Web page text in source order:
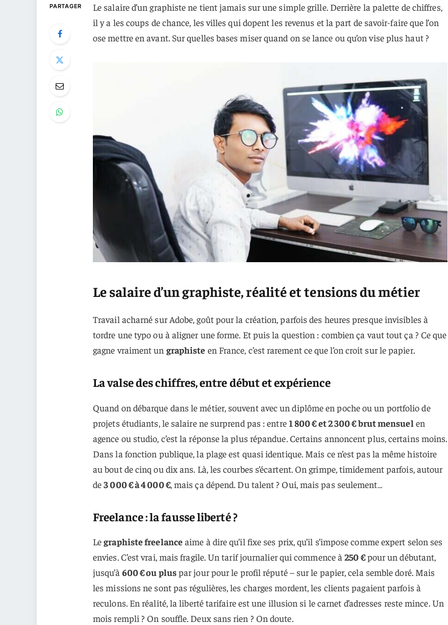
PARTAGER
Le salaire d’un graphiste ne tient jamais sur une simple grille. Derrière la palette de chiffres,
il y a les coups de chance, les villes qui dopent les revenus et la part de savoir-faire que l’on
ose mettre en avant. Sur quelles bases miser quand on se lance ou qu’on vise plus haut ?
Le salaire d’un graphiste, réalité et tensions du métier
Travail acharné sur Adobe, goût pour la création, parfois des heures presque invisibles à
tordre une typo ou à aligner une forme. Et puis la question : combien ça vaut tout ça ? Ce que
gagne vraiment un graphiste en France, c’est rarement ce que l’on croit sur le papier.
La valse des chiffres, entre début et expérience
Quand on débarque dans le métier, souvent avec un diplôme en poche ou un portfolio de
projets étudiants, le salaire ne surprend pas : entre1 800 € et 2 300 € brut mensuel en
agence ou studio, c’est la réponse la plus répandue. Certains annoncent plus, certains moins.
Dans la fonction publique, la plage est quasi identique. Mais ce n’est pas la même histoire
au bout de cinq ou dix ans. Là, les courbes s’écartent. On grimpe, timidement parfois, autour
de3 000 € à 4 000 €, mais ça dépend. Du talent ? Oui, mais pas seulement…
Freelance : la fausse liberté ?
Legraphiste freelanceaime à dire qu’il fixe ses prix, qu’il s’impose comme expert selon ses
envies. C’est vrai, mais fragile. Un tarif journalier qui commence à250 €pour un débutant,
jusqu’à 600 € ou pluspar jour pour le profil réputé – sur le papier, cela semble doré. Mais
les missions ne sont pas régulières, les charges mordent, les clients pagaient parfois à
reculons. En réalité, la liberté tarifaire est une illusion si le carnet d’adresses reste mince. Un
mois rempli ? On souffle. Deux sans rien ? On doute.